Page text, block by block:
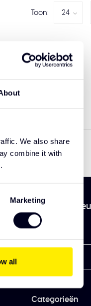
We also share
combine it with
Marketing
all
Toon:
als eerst onze
Categorieën